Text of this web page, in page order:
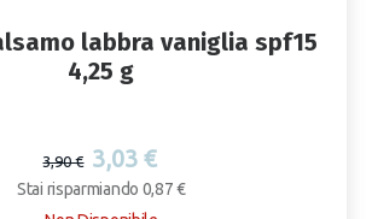
labbra vaniglia spf15
4,25 g
3,90 € 3,03 €
Stai risparmiando 0,87 €